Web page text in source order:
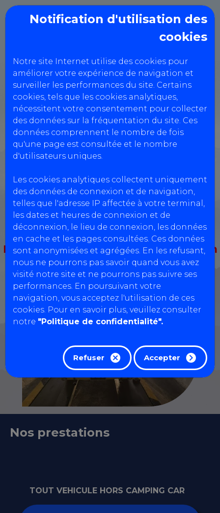
Notification d'utilisation des
cookies
Notre site Internet utilise des cookies pour
améliorer votre expérience de navigation et
surveiller les performances du site. Certains
cookies, tels que les cookies analytiques,
nécessitent votre consentement pour collecter
des données sur la fréquentation du site. Ces
données comprennent le nombre de fois
qu'une page est consultée et le nombre
d'utilisateurs uniques.
Les cookies analytiques collectent uniquement
des données de connexion et de navigation,
telles que l'adresse IP affectée à votre terminal,
les dates et heures de connexion et de
déconnexion, le lieu de connexion, les données
en cache et les pages consultées. Ces données
sont anonymisées et agrégées. En les refusant,
nous ne pourrons pas savoir quand vous avez
visité notre site et ne pourrons pas suivre ses
performances. En poursuivant votre
navigation, vous acceptez l'utilisation de ces
cookies. Pour en savoir plus, veuillez consulter
notre "Politique de confidentialité".
Refuser Accepter
Check Up Auto
1E Rue niepce,
78130 LES MUREAUX
0186046864
Réservation Véhicules Légers
Réservation motos, quads, voiturettes...
Bonjour: Notre centre ne prend pas en
charge les vehicules GPL, les 3
essieux ainsi que les 20m3
Nos prestations
TOUT VEHICULE HORS CAMPING CAR